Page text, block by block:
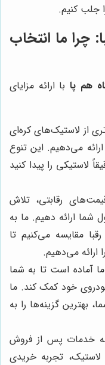
جلب کنیم.
چرا ما انتخاب
هم پابا ارائه مزایای
از لاستیک‌های کره‌ای
می‌دهیم. این تنوع
لاستیکی را پیدا کنید
رقابتی، تلاش
شما ارائه دهیم. ما به
مقایسه می‌کنیم تا
ارائه می‌دهیم.
آماده است تا به شما
خود کمک کند. ما
بهترین گزینه‌ها را به
خدمات پس از فروش
لاستیک، تجربه خریدی